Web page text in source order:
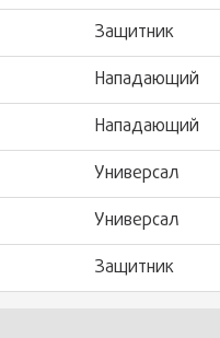
Защитник
Нападающий
Нападающий
Универсал
Универсал
Защитник